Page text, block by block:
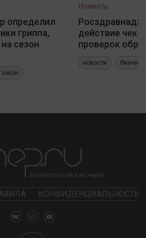
определил
гриппа,
сезон
закон
Новость
действие чек-
проверок
новости бизнес
КОНФИДЕНЦИАЛЬНОСТЬ